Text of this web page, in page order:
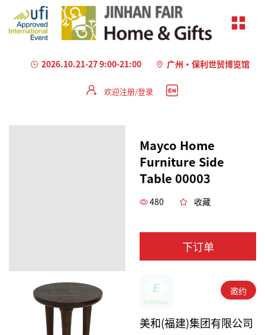
2026.10.21-27 9:00-21:00 广州·保利世贸博览馆
欢迎注册/登录
Mayco Home
Furniture Side
Table 00003
480 收藏
下订单
邀约
美和(福建)集团有限公司